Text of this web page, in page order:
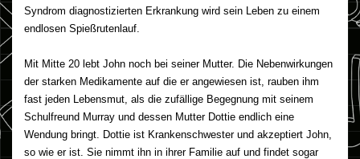
Syndrom diagnostizierten Erkrankung wird sein Leben zu einem
endlosen Spießrutenlauf.
Mit Mitte 20 lebt John noch bei seiner Mutter. Die Nebenwirkungen
der starken Medikamente auf die er angewiesen ist, rauben ihm
fast jeden Lebensmut, als die zufällige Begegnung mit seinem
Schulfreund Murray und dessen Mutter Dottie endlich eine
Wendung bringt. Dottie ist Krankenschwester und akzeptiert John,
so wie er ist. Sie nimmt ihn in ihrer Familie auf und findet sogar